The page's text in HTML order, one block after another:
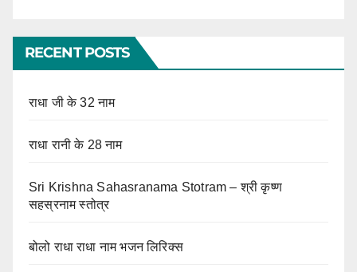
RECENT POSTS
राधा जी के 32 नाम
राधा रानी के 28 नाम
Sri Krishna Sahasranama Stotram – श्री कृष्ण
सहस्रनाम स्तोत्र
बोलो राधा राधा नाम भजन लिरिक्स